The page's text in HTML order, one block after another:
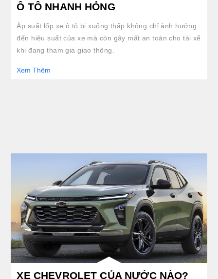
Ô TÔ NHANH HỎNG
Áp suất lốp xe ô tô bị xuống thấp không chỉ ảnh hưởng
đến hiệu suất của xe mà còn gây mất an toàn cho tài xế
khi đang tham gia giao thông.
Xem Thêm
XE CHEVROLET CỦA NƯỚC NÀO?